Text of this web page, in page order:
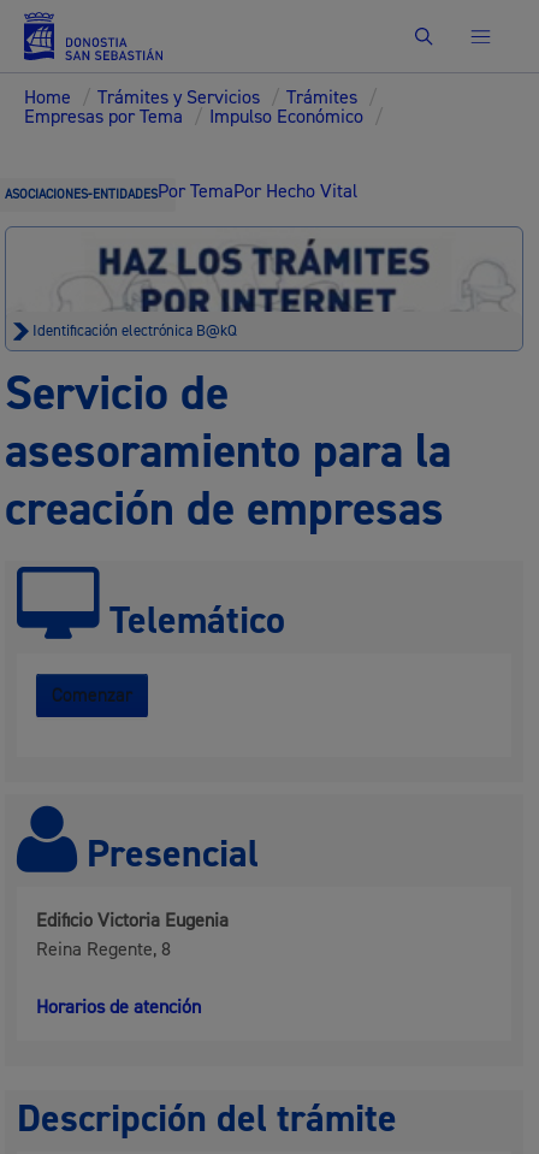
Buscar
Home / Trámites y Servicios / Trámites /
Empresas por Tema / Impulso Económico /
ASOCIACIONES-ENTIDADESPor TemaPor Hecho Vital
Identificación electrónica B@kQ
Servicio de
asesoramiento para la
creación de empresas
Telemático
Comenzar
Presencial
Edificio Victoria Eugenia
Reina Regente, 8
Horarios de atención
Descripción del trámite